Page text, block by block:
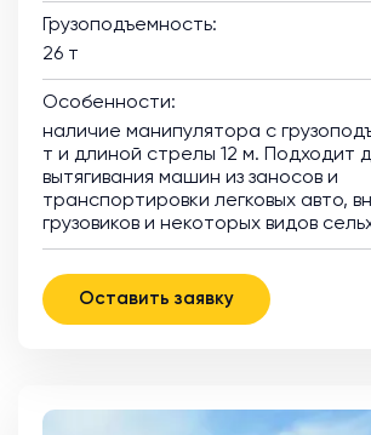
Грузоподъемность:
26 т
Особенности:
наличие манипулятора с
т и длиной стрелы 12 м. Подходит
вытягивания машин из заносов и
транспортировки легковых авто,
грузовиков и некоторых видов
Оставить заявку